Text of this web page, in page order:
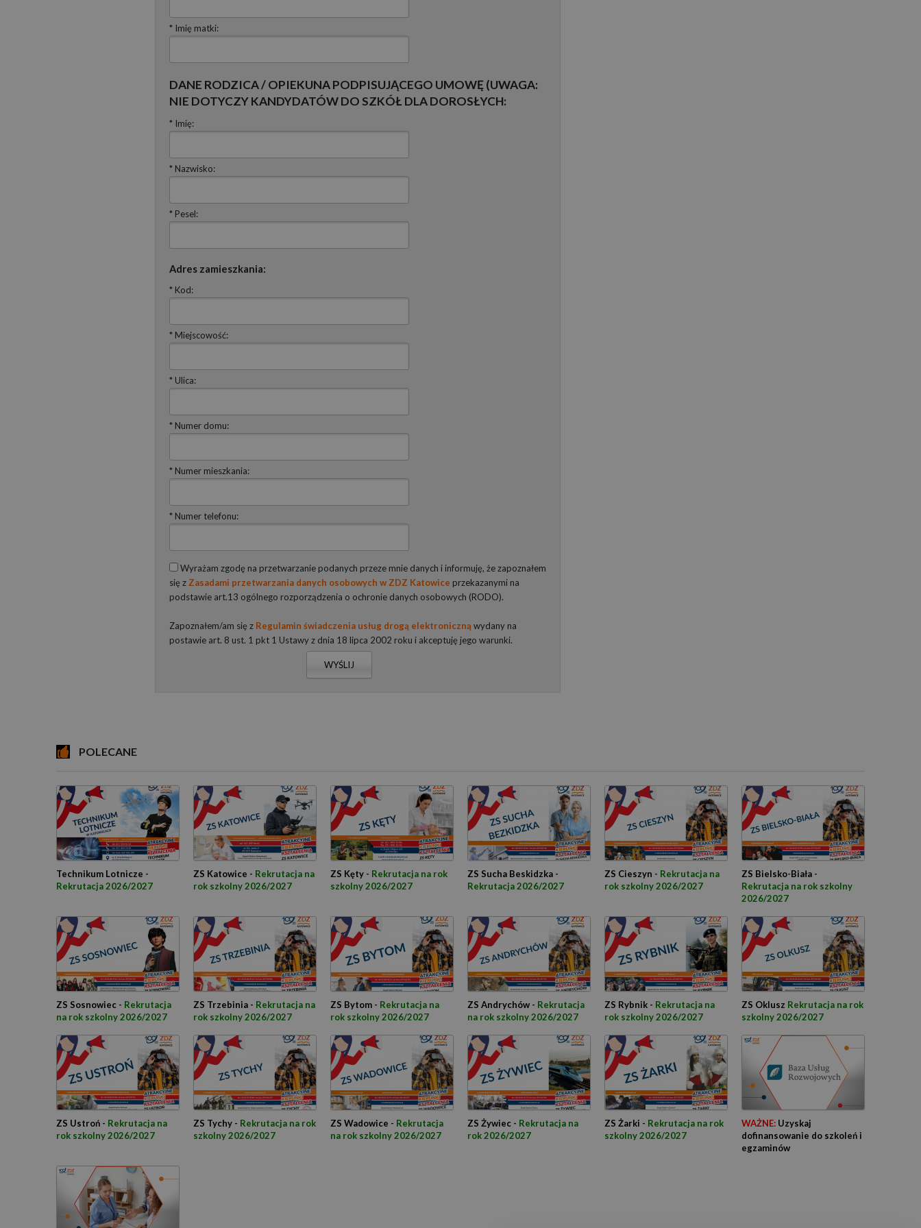
* Imię matki:
DANE RODZICA / OPIEKUNA PODPISUJĄCEGO UMOWĘ (UWAGA:
NIE DOTYCZY KANDYDATÓW DO SZKÓŁ DLA DOROSŁYCH:
* Imię:
* Nazwisko:
* Pesel:
Adres zamieszkania:
* Kod:
* Miejscowość:
* Ulica:
* Numer domu:
* Numer mieszkania:
* Numer telefonu:
Wyrażam zgodę na przetwarzanie podanych przeze mnie danych i informuję, że zapoznałem
się z Zasadami przetwarzania danych osobowych w ZDZ Katowice przekazanymi na
podstawie art.13 ogólnego rozporządzenia o ochronie danych osobowych (RODO).
Zapoznałem/am się z Regulamin świadczenia usług drogą elektroniczną wydany na
postawie art. 8 ust. 1 pkt 1 Ustawy z dnia 18 lipca 2002 roku i akceptuję jego warunki.
WYŚLIJ
POLECANE
Technikum Lotnicze -
Rekrutacja 2026/2027
ZS Katowice - Rekrutacja na
rok szkolny 2026/2027
ZS Kęty - Rekrutacja na rok
szkolny 2026/2027
ZS Sucha Beskidzka -
Rekrutacja 2026/2027
ZS Cieszyn - Rekrutacja na
rok szkolny 2026/2027
ZS Bielsko-Biała -
Rekrutacja na rok szkolny
2026/2027
ZS Sosnowiec - Rekrutacja
na rok szkolny 2026/2027
ZS Trzebinia - Rekrutacja na
rok szkolny 2026/2027
ZS Bytom - Rekrutacja na
rok szkolny 2026/2027
ZS Andrychów - Rekrutacja
na rok szkolny 2026/2027
ZS Rybnik - Rekrutacja na
rok szkolny 2026/2027
ZS Oklusz Rekrutacja na rok
szkolny 2026/2027
ZS Ustroń - Rekrutacja na
rok szkolny 2026/2027
ZS Tychy - Rekrutacja na rok
szkolny 2026/2027
ZS Wadowice - Rekrutacja
na rok szkolny 2026/2027
ZS Żywiec - Rekrutacja na
rok 2026/2027
ZS Żarki - Rekrutacja na rok
szkolny 2026/2027
WAŻNE: Uzyskaj
dofinansowanie do szkoleń i
egzaminów